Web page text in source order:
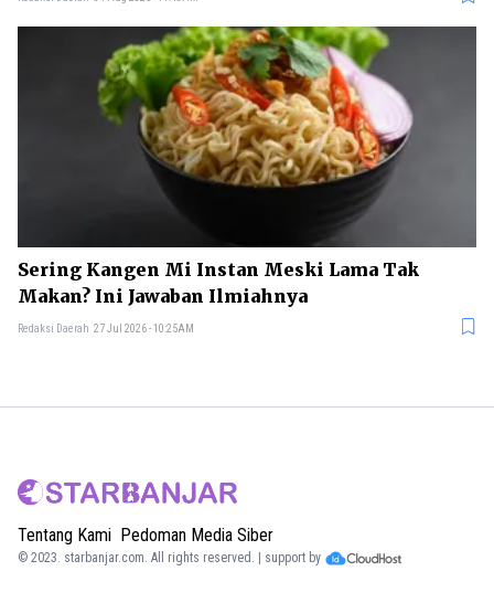
Sering Kangen Mi Instan Meski Lama Tak
Makan? Ini Jawaban Ilmiahnya
Redaksi Daerah 27 Jul 2026 - 10:25AM
Tentang Kami Pedoman Media Siber
© 2023. starbanjar.com. All rights reserved. | support by